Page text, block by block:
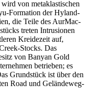
von metaklastischen
Formation der Hyland-
die Teile des AurMac-
treten Intrusionen
Kreidezeit auf,
Stocks. Das
von Banyan Gold
betrieben; es
Grundstück ist über den
Road und Geländeweg-